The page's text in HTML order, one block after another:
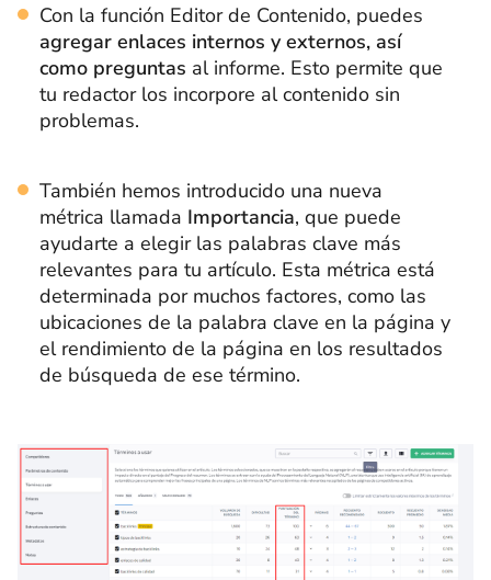
Con la función Editor de Contenido, puedes
agregar enlaces internos y externos, así
como preguntas al informe. Esto permite que
tu redactor los incorpore al contenido sin
problemas.
También hemos introducido una nueva
métrica llamada Importancia, que puede
ayudarte a elegir las palabras clave más
relevantes para tu artículo. Esta métrica está
determinada por muchos factores, como las
ubicaciones de la palabra clave en la página y
el rendimiento de la página en los resultados
de búsqueda de ese término.